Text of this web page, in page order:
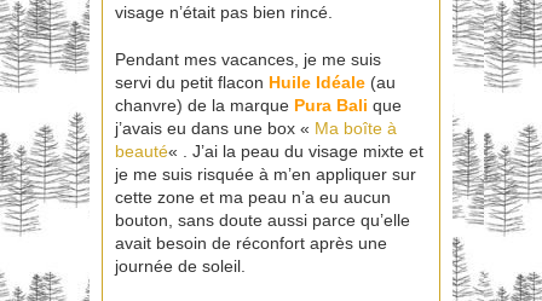
visage n’était pas bien rincé.
Pendant mes vacances, je me suis
servi du petit flacon Huile Idéale (au
chanvre) de la marque Pura Bali que
j’avais eu dans une box « Ma boîte à
beauté« . J’ai la peau du visage mixte et
je me suis risquée à m’en appliquer sur
cette zone et ma peau n’a eu aucun
bouton, sans doute aussi parce qu’elle
avait besoin de réconfort après une
journée de soleil.